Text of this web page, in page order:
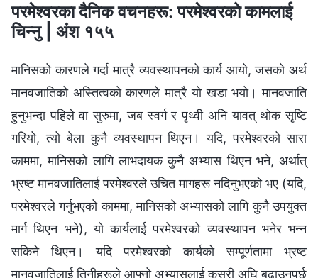
परमेश्‍वरका दैनिक वचनहरू: परमेश्‍वरको कामलाई
चिन्‍नु | अंश १५५
मानिसको कारणले गर्दा मात्रै व्यवस्थापनको कार्य आयो, जसको अर्थ
मानवजातिको अस्तित्वको कारणले मात्रै यो खडा भयो। मानवजाति
हुनुभन्दा पहिले वा सुरुमा, जब स्वर्ग र पृथ्वी अनि यावत् थोक सृष्टि
गरियो, त्यो बेला कुनै व्यवस्थापन थिएन। यदि, परमेश्‍वरको सारा
काममा, मानिसको लागि लाभदायक कुनै अभ्यास थिएन भने, अर्थात्
भ्रष्ट मानवजातिलाई परमेश्‍वरले उचित मागहरू नदिनुभएको भए (यदि,
परमेश्‍वरले गर्नुभएको काममा, मानिसको अभ्यासको लागि कुनै उपयुक्त
मार्ग थिएन भने), यो कार्यलाई परमेश्‍वरको व्यवस्थापन भनेर भन्‍न
सकिने थिएन। यदि परमेश्‍वरको कार्यको सम्पूर्णतामा भ्रष्ट
मानवजातिलाई तिनीहरूले आफ्‍नो अभ्यासलाई कसरी अघि बढाउनुपर्छ